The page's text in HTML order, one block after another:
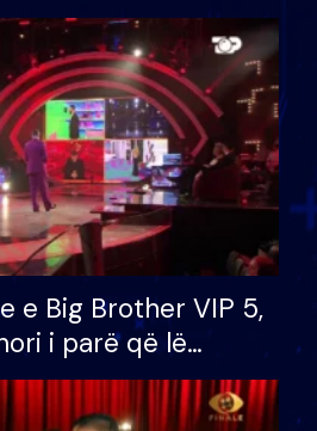
e Big Brother VIP 5,
i parë që lë
mundësinë për
e madh